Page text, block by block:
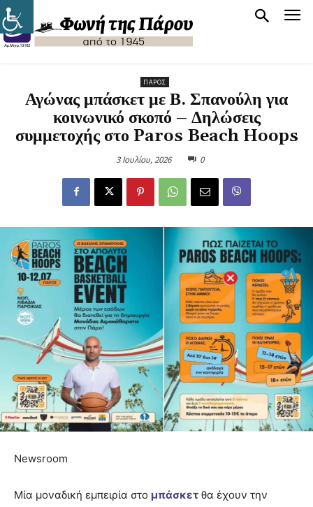
ΠΆΡΟΣ
Αγώνας μπάσκετ με Β. Σπανούλη για
κοινωνικό σκοπό – Δηλώσεις
συμμετοχής στο Paros Beach Hoops
3 Ιουλίου, 2026 0
Newsroom
Μία μοναδική εμπειρία στο μπάσκετ θα έχουν την